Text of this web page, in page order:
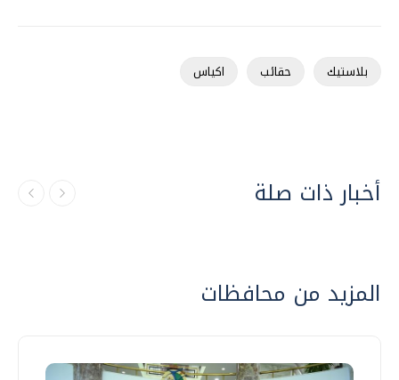
بلاستيك حقائب اكياس
أخبار ذات صلة
المزيد من محافظات